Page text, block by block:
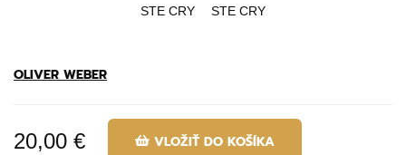
OLIVER WEBER
20,00 € VLOŽIŤ DO KOŠÍKA